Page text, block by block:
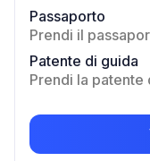
Passaporto
Prendi il
Patente di guida
Prendi la